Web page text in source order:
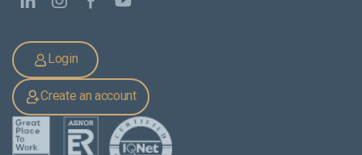
Login
Create an account